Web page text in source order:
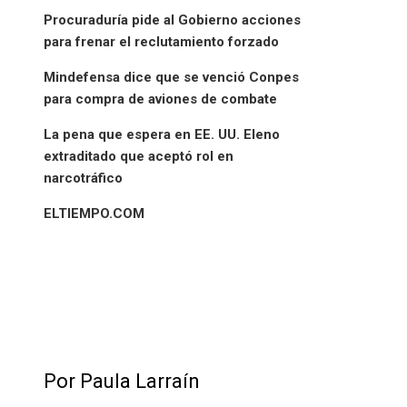
Procuraduría pide al Gobierno acciones
para frenar el reclutamiento forzado
Mindefensa dice que se venció Conpes
para compra de aviones de combate
La pena que espera en EE. UU. Eleno
extraditado que aceptó rol en
narcotráfico
ELTIEMPO.COM
Por Paula Larraín